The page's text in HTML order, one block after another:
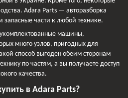
Adara Parts — авторазборка
запасные части к любой технике.
машины,
много узлов, пригодных для
способ выгоден обеим сторонам
по частям, а вы получаете доступ
качества.
в Adara Parts?